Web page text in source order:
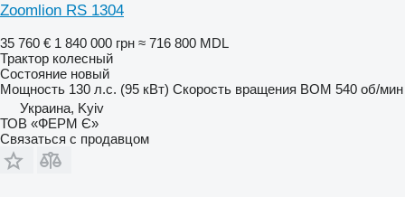
Zoomlion RS 1304
35 760 € 1 840 000 грн ≈ 716 800 MDL
Трактор колесный
Состояние новый
Мощность 130 л.с. (95 кВт) Скорость вращения ВОМ 540 об/мин
Украина, Kyiv
ТОВ «ФЕРМ Є»
Связаться с продавцом